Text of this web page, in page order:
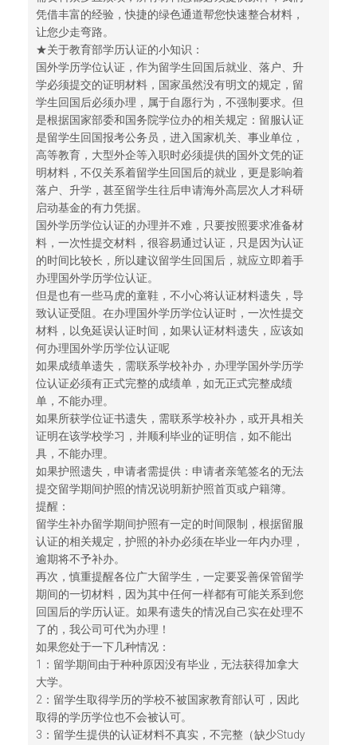
凭借丰富的经验，快捷的绿色通道帮您快速整合材料，
让您少走弯路。
★关于教育部学历认证的小知识：
国外学历学位认证，作为留学生回国后就业、落户、升
学必须提交的证明材料，国家虽然没有明文的规定，留
学生回国后必须办理，属于自愿行为，不强制要求。但
是根据国家部委和国务院学位办的相关规定：留服认证
是留学生回国报考公务员，进入国家机关、事业单位，
高等教育，大型外企等入职时必须提供的国外文凭的证
明材料，不仅关系着留学生回国后的就业，更是影响着
落户、升学，甚至留学生往后申请海外高层次人才科研
启动基金的有力凭据。
国外学历学位认证的办理并不难，只要按照要求准备材
料，一次性提交材料，很容易通过认证，只是因为认证
的时间比较长，所以建议留学生回国后，就应立即着手
办理国外学历学位认证。
但是也有一些马虎的童鞋，不小心将认证材料遗失，导
致认证受阻。在办理国外学历学位认证时，一次性提交
材料，以免延误认证时间，如果认证材料遗失，应该如
何办理国外学历学位认证呢
如果成绩单遗失，需联系学校补办，办理学国外学历学
位认证必须有正式完整的成绩单，如无正式完整成绩
单，不能办理。
如果所获学位证书遗失，需联系学校补办，或开具相关
证明在该学校学习，并顺利毕业的证明信，如不能出
具，不能办理。
如果护照遗失，申请者需提供：申请者亲笔签名的无法
提交留学期间护照的情况说明新护照首页或户籍簿。
提醒：
留学生补办留学期间护照有一定的时间限制，根据留服
认证的相关规定，护照的补办必须在毕业一年内办理，
逾期将不予补办。
再次，慎重提醒各位广大留学生，一定要妥善保管留学
期间的一切材料，因为其中任何一样都有可能关系到您
回国后的学历认证。如果有遗失的情况自己实在处理不
了的，我公司可代为办理！
如果您处于一下几种情况：
1：留学期间由于种种原因没有毕业，无法获得加拿大
大学。
2：留学生取得学历的学校不被国家教育部认可，因此
取得的学历学位也不会被认可。
3：留学生提供的认证材料不真实，不完整（缺少Study